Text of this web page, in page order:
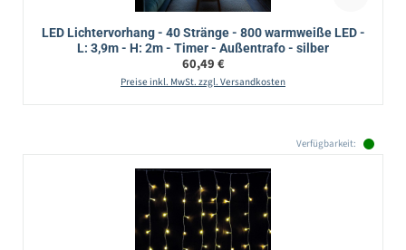
LED Lichtervorhang - 40 Stränge - 800 warmweiße LED -
L: 3,9m - H: 2m - Timer - Außentrafo - silber
Regulärer Preis:
60,49 €
Preise inkl. MwSt. zzgl. Versandkosten
Verfügbarkeit: